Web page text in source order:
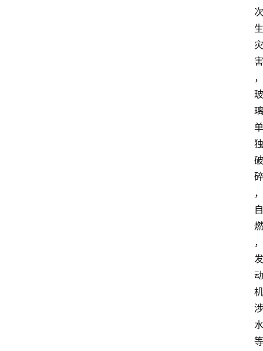
次
生
灾
害
，
玻
璃
单
独
破
碎
，
自
燃
，
发
动
机
涉
水
等